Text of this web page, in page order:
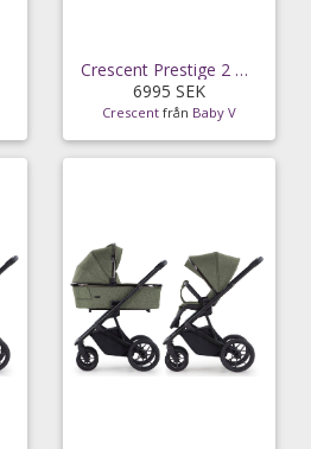
Crescent Prestige 2 Classic duovagn, forest green
6995 SEK
Crescent från Baby V